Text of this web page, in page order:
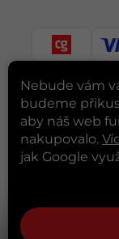
Nebude vám
budeme
aby náš web
nakupovalo.
jak Google